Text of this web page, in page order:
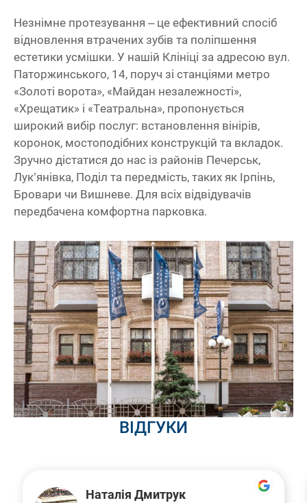
Незнімне протезування – це ефективний спосіб
відновлення втрачених зубів та поліпшення
естетики усмішки. У нашій Клініці за адресою вул.
Паторжинського, 14, поруч зі станціями метро
«Золоті ворота», «Майдан незалежності»,
«Хрещатик» і «Театральна», пропонується
широкий вибір послуг: встановлення вінірів,
коронок, мостоподібних конструкцій та вкладок.
Зручно дістатися до нас із районів Печерськ,
Лук’янівка, Поділ та передмість, таких як Ірпінь,
Бровари чи Вишневе. Для всіх відвідувачів
передбачена комфортна парковка.
ВІДГУКИ
Наталія Дмитрук